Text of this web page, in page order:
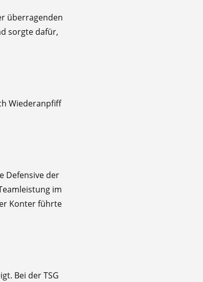
überragenden
sorgte dafür,
Wiederanpfiff
Defensive der
im
Konter führte
Bei der TSG